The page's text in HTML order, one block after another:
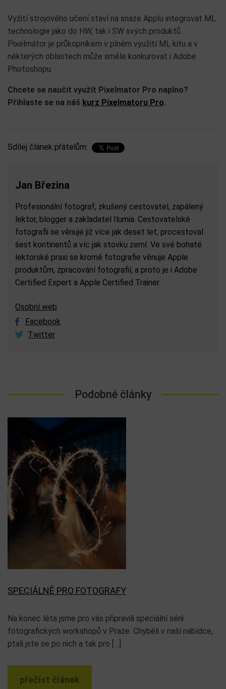
Vyžití strojového učení staví na snaze Applu integrovat ML
technologie jako do HW, tak i SW svých produktů.
Pixelmátor je průkopníkem v plném využití ML kitu a v
některých oblastech může směle konkurovat i Adobe
Photoshopu.
Chcete se naučit využít Pixelmator Pro naplno?
Přihlaste se na náš kurz Pixelmatoru Pro.
Sdílej článek přátelům:
Jan Březina
Profesionální fotograf, zkušený cestovatel, zapálený
lektor, blogger a zakladatel Ilumia. Cestovatelské
fotografii se věnuje již více jak deset let, procestoval
šest kontinentů a víc jak stovku zemí. Ve své bohaté
lektorské praxi se kromě fotografie věnuje Apple
produktům, zpracování fotografií, a proto je i Adobe
Certified Expert a Apple Certified Trainer.
Osobní web
Facebook
Twitter
Podobné články
SPECIÁLNĚ PRO FOTOGRAFY
Na konec léta jsme pro vás připravili speciální sérii
fotografických workshopů v Praze. Chyběli v naší nabídce,
ptali jste se po nich a tak pro […]
přečíst článek